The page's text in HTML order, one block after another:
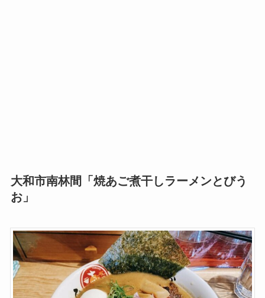
大和市南林間「焼あご煮干しラーメンとびう
お」